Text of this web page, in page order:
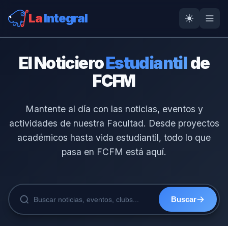
LaIntegral
El NoticieroEstudiantilde
FCFM
Mantente al día con las noticias, eventos y
actividades de nuestra Facultad. Desde proyectos
académicos hasta vida estudiantil, todo lo que
pasa en FCFM está aquí.
Buscar